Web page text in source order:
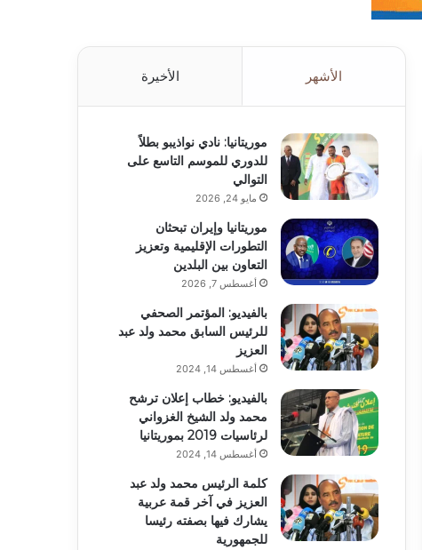
الأشهر الأخيرة
موريتانيا: نادي نواذيبو بطلاً
للدوري للموسم التاسع على
التوالي
مايو 24, 2026
موريتانيا وإيران تبحثان
التطورات الإقليمية وتعزيز
التعاون بين البلدين
أغسطس 7, 2026
بالفيديو: المؤتمر الصحفي
للرئيس السابق محمد ولد عبد
العزيز
أغسطس 14, 2024
بالفيديو: خطاب إعلان ترشح
محمد ولد الشيخ الغزواني
لرئاسيات 2019 بموريتانيا
أغسطس 14, 2024
كلمة الرئيس محمد ولد عبد
العزيز في آخر قمة عربية
يشارك فيها بصفته رئيسا
للجمهورية